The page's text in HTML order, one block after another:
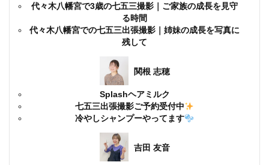
代々木八幡宮で3歳の七五三撮影｜ご家族の成長を見守
る時間
代々木八幡宮での七五三出張撮影｜姉妹の成長を写真に
残して
関根 志穂
Splashヘアミルク
七五三出張撮影ご予約受付中
冷やしシャンプーやってます
吉田 友音